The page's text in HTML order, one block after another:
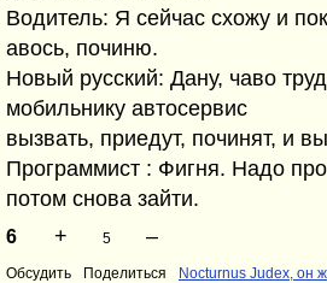
Водитель: Я сейчас схожу и
авось, починю.
Новый русский: Дану, чаво
мобильнику автосервис
вызвать, приедут, починят, и
Программист : Фигня. Надо
потом снова зайти.
6 + 5 –
Обсудить Поделиться Nocturnus Judex, он